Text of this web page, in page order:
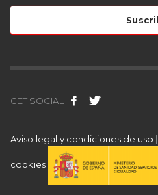
GET SOCIAL
Aviso legal y condiciones de uso |
cookies